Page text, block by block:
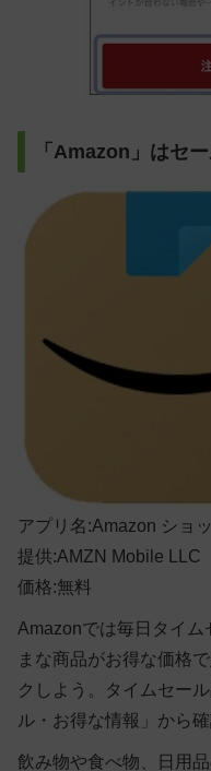
「Amazon」はセ
アプリ名:Amazon ショ
提供:AMZN Mobile LLC
価格:無料
Amazonでは毎日タイ
まな商品がお得な価格
クしよう。タイムセー
ル・お得な情報」から確
飲み物や食べ物、日用